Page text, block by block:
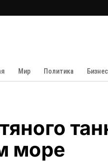
Мир Политика Бизнес
море